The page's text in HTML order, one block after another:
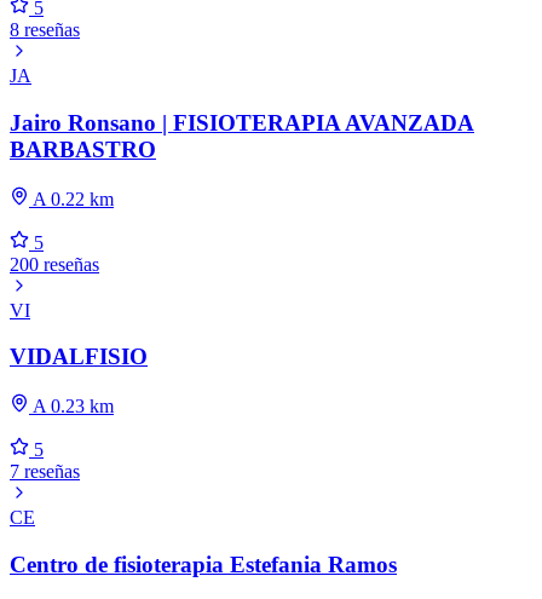
5
8 reseñas
JA
Jairo Ronsano | FISIOTERAPIA AVANZADA
BARBASTRO
A 0.22 km
5
200 reseñas
VI
VIDALFISIO
A 0.23 km
5
7 reseñas
CE
Centro de fisioterapia Estefania Ramos